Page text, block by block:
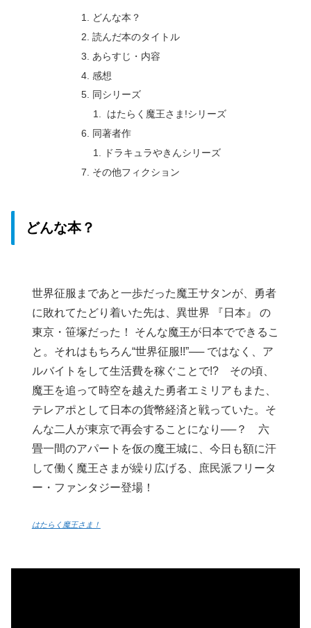
どんな本？
読んだ本のタイトル
あらすじ・内容
感想
同シリーズ
はたらく魔王さま!シリーズ
同著者作
ドラキュラやきんシリーズ
その他フィクション
どんな本？
世界征服まであと一歩だった魔王サタンが、勇者
に敗れてたどり着いた先は、異世界 『日本』 の
東京・笹塚だった！ そんな魔王が日本でできるこ
と。それはもちろん“世界征服!!”── ではなく、ア
ルバイトをして生活費を稼ぐことで!? その頃、
魔王を追って時空を越えた勇者エミリアもまた、
テレアポとして日本の貨幣経済と戦っていた。そ
んな二人が東京で再会することになり──？ 六
畳一間のアパートを仮の魔王城に、今日も額に汗
して働く魔王さまが繰り広げる、庶民派フリータ
ー・ファンタジー登場！
はたらく魔王さま！